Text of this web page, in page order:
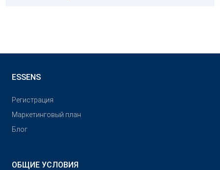
ESSENS
Pегистрация
Маркетинговый план
Блог
ОБЩИЕ УСЛОВИЯ